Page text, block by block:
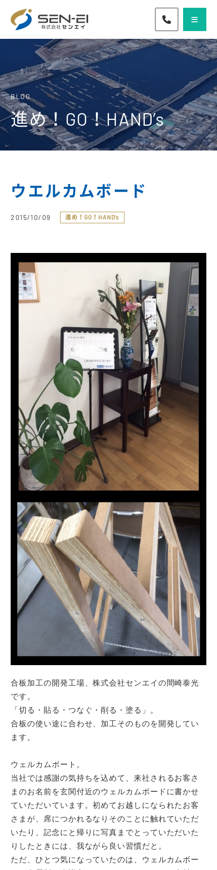
072-436-
BLOG
進め！GO！HAND’s
ウエルカムボード
2015/10/09 進め！GO！HAND’s
合板加工の開発工場、株式会社センエイの間崎泰光
です。
「切る・貼る・つなぐ・削る・塗る」。
合板の使い途に合わせ、加工そのものを開発してい
ます。
ウェルカムボート。
当社では感謝の気持ちを込めて、来社されるお客さ
まのお名前を玄関付近のウェルカムボードに書かせ
ていただいています。初めてお越しになられたお客
さまが、席につかれるなりそのことに触れていただ
いたり、記念にと帰りに写真までとっていただいた
りしたときには、我ながら良い習慣だと。
ただ、ひとつ気になっていたのは、ウェルカムボー